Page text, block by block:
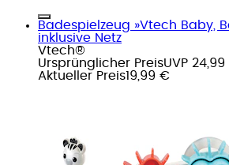
Badespielzeug »Vtech Baby,
inklusive Netz
Vtech®
Ursprünglicher PreisUVP
Aktueller Preis19,99 €